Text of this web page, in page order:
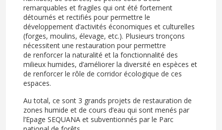
remarquables et fragiles qui ont été fortement
détournés et rectifiés pour permettre le
développement d’activités économiques et culturelles
(forges, moulins, élevage, etc.). Plusieurs tronçons
nécessitent une restauration pour permettre
de renforcer la naturalité et la fonctionnalité des
milieux humides, d’améliorer la diversité en espèces et
de renforcer le rôle de corridor écologique de ces
espaces.
Au total, ce sont 3 grands projets de restauration de
zones humide et de cours d’eau qui sont menés par
l’Epage SEQUANA et subventionnés par le Parc